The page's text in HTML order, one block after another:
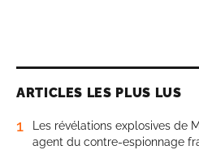
ARTICLES LES PLUS LUS
1
Les révélations explosives de
agent du contre-espionnage